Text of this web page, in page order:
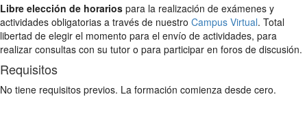
Libre elección de horarios para la realización de exámenes y
actividades obligatorias a través de nuestro Campus Virtual. Total
libertad de elegir el momento para el envío de actividades, para
realizar consultas con su tutor o para participar en foros de discusión.
Requisitos
No tiene requisitos previos. La formación comienza desde cero.